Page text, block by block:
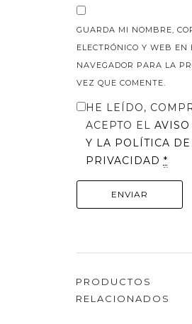
GUARDA MI NOMBRE,
ELECTRÓNICO Y WEB EN
NAVEGADOR PARA LA
VEZ QUE COMENTE.
HE LEÍDO,
ACEPTO EL AVISO
Y LA POLÍTICA DE
PRIVACIDAD *
PRODUCTOS
RELACIONADOS